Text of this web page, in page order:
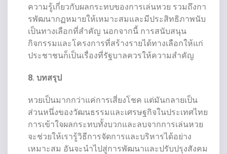
ความรู้เกี่ยวกับผลกระทบของการเล่นหวย รวมถึงกา
รพัฒนากฏหมายให้เหมาะสมและมีประสิทธิภาพนับ
เป็นทางเลือกที่สำคัญ นอกจากนี้ การสนับสนุน
กิจกรรมและโครงการที่สร้างรายได้ทางเลือกให้แก่
ประชาชนก็เป็นเรื่องที่รัฐบาลควรให้ความสำคัญ
8. บทสรุป
หวยเป็นมากกว่าแค่การเสี่ยงโชค แต่มันกลายเป็น
ส่วนหนึ่งของวัฒนธรรมและเศรษฐกิจในประเทศไทย
การเข้าใจผลกระทบทั้งบวกและลบจากการเล่นหวย
จะช่วยให้เรารู้วิธีการจัดการและบริหารได้อย่าง
เหมาะสม อันจะนำไปสู่การพัฒนาและปรับปรุงสังคม